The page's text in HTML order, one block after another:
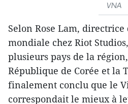
VNA
Selon Rose Lam,
mondiale chez Riot
plusieurs pays de la
République de Corée et la
finalement conclu que le
correspondait le mieux à